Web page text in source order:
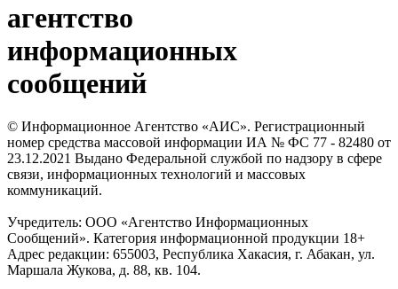
агентство
информационных
сообщений
© Информационное Агентство «АИС». Регистрационный
номер средства массовой информации ИА № ФС 77 - 82480 от
23.12.2021 Выдано Федеральной службой по надзору в сфере
связи, информационных технологий и массовых
коммуникаций.
Учредитель: ООО «Агентство Информационных
Сообщений». Категория информационной продукции 18+
Адрес редакции: 655003, Республика Хакасия, г. Абакан, ул.
Маршала Жукова, д. 88, кв. 104.